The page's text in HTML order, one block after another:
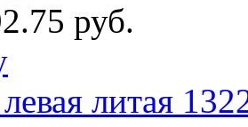
руб.
литая